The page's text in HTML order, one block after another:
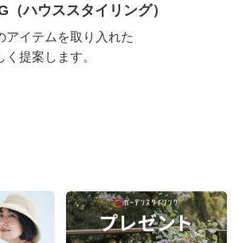
（ハウススタイリング）
アイテムを取り入れた
提案します。